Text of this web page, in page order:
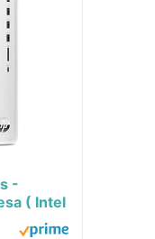
-
( Intel
512